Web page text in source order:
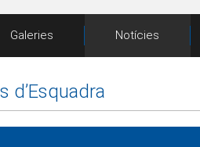
Galeries Notícies
d’Esquadra